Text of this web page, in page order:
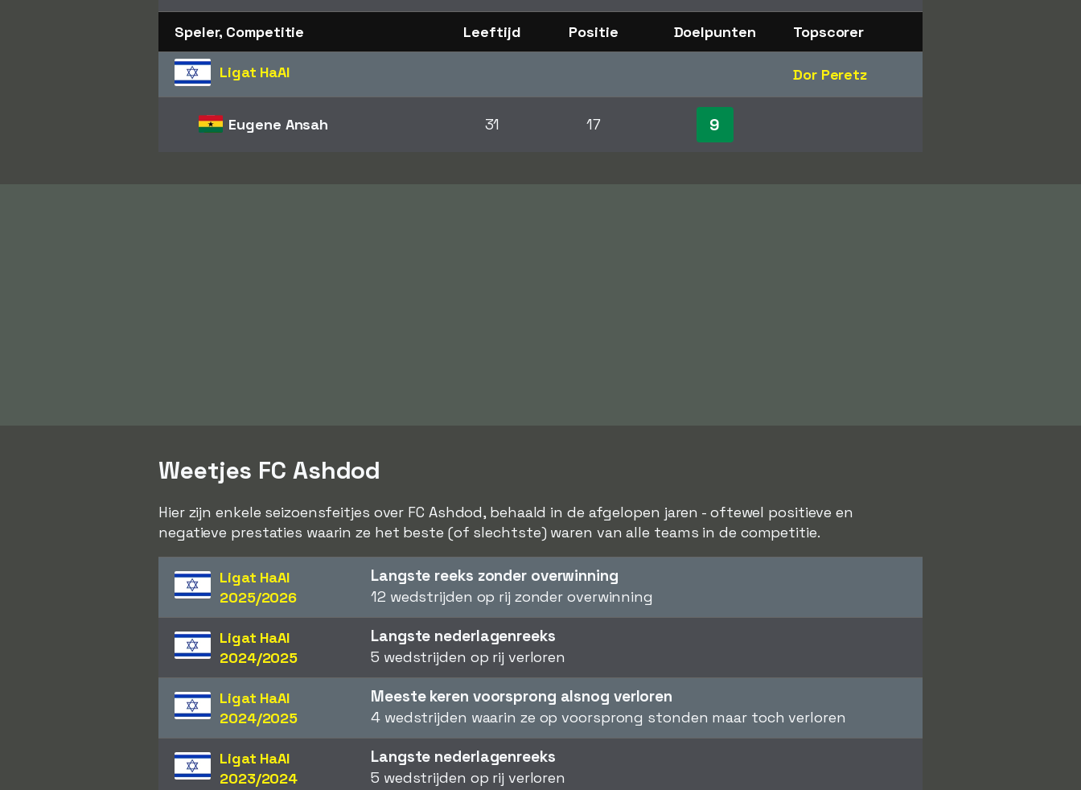
Speler, Competitie Leeftijd Positie Doelpunten Topscorer
Ligat HaAl Dor Peretz
Eugene Ansah 31 17 9
Weetjes FC Ashdod
Hier zijn enkele seizoensfeitjes over FC Ashdod, behaald in de afgelopen jaren - oftewel positieve en
negatieve prestaties waarin ze het beste (of slechtste) waren van alle teams in de competitie.
Ligat HaAl
2025/2026
Langste reeks zonder overwinning
12 wedstrijden op rij zonder overwinning
Ligat HaAl
2024/2025
Langste nederlagenreeks
5 wedstrijden op rij verloren
Ligat HaAl
2024/2025
Meeste keren voorsprong alsnog verloren
4 wedstrijden waarin ze op voorsprong stonden maar toch verloren
Ligat HaAl
2023/2024
Langste nederlagenreeks
5 wedstrijden op rij verloren